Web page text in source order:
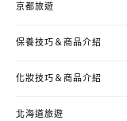
京都旅遊
保養技巧＆商品介紹
化妝技巧＆商品介紹
北海道旅遊